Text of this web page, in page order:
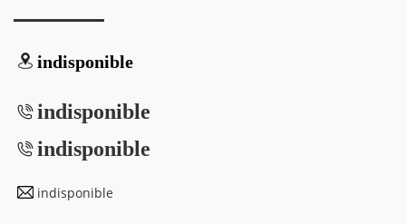
indisponible
indisponible
indisponible
indisponible